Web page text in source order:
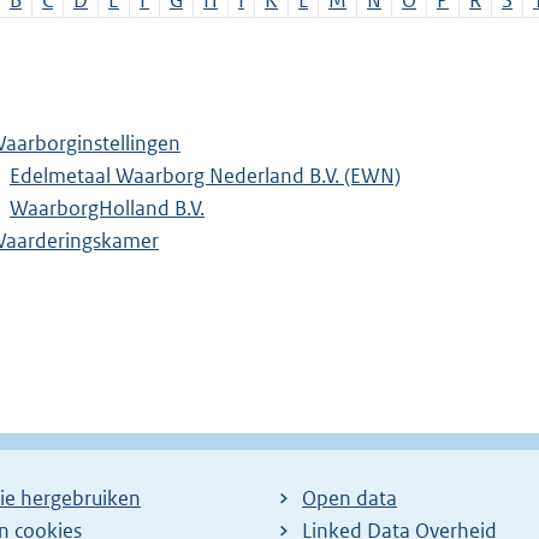
Edelmetaal Waarborg Nederland B.V. (EWN)
WaarborgHolland B.V.
hergebruiken
cookies
Open data
Linked Data Overheid